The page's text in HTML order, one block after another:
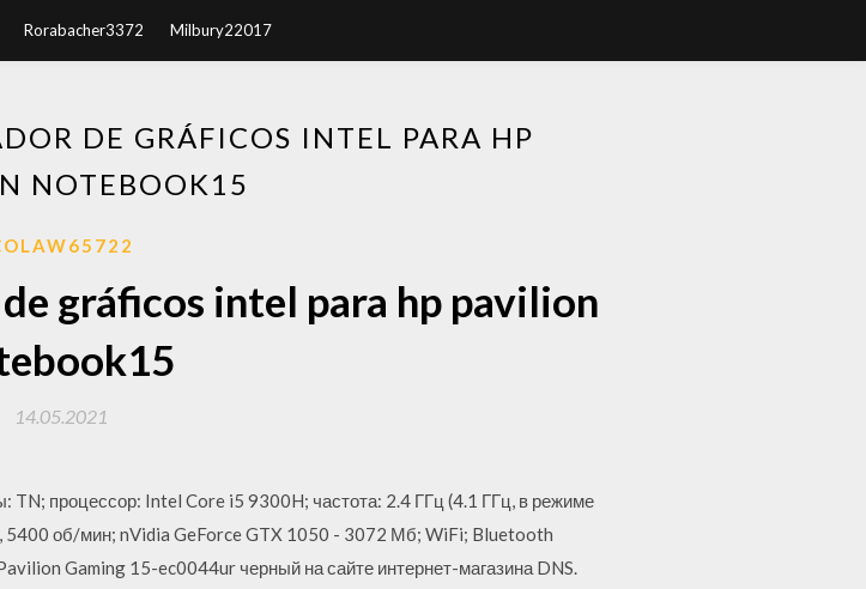
Rorabacher3372 Milbury22017
DE GRÁFICOS INTEL PARA HP
NOTEBOOK15
gráficos intel para hp pavilion
14.05.2021
процессор: Intel Core i5 9300H; частота: 2.4 ГГц (4.1 ГГц, в режиме
об/мин; nVidia GeForce GTX 1050 - 3072 Мб; WiFi; Bluetooth
Gaming 15-ec0044ur черный на сайте интернет-магазина DNS.